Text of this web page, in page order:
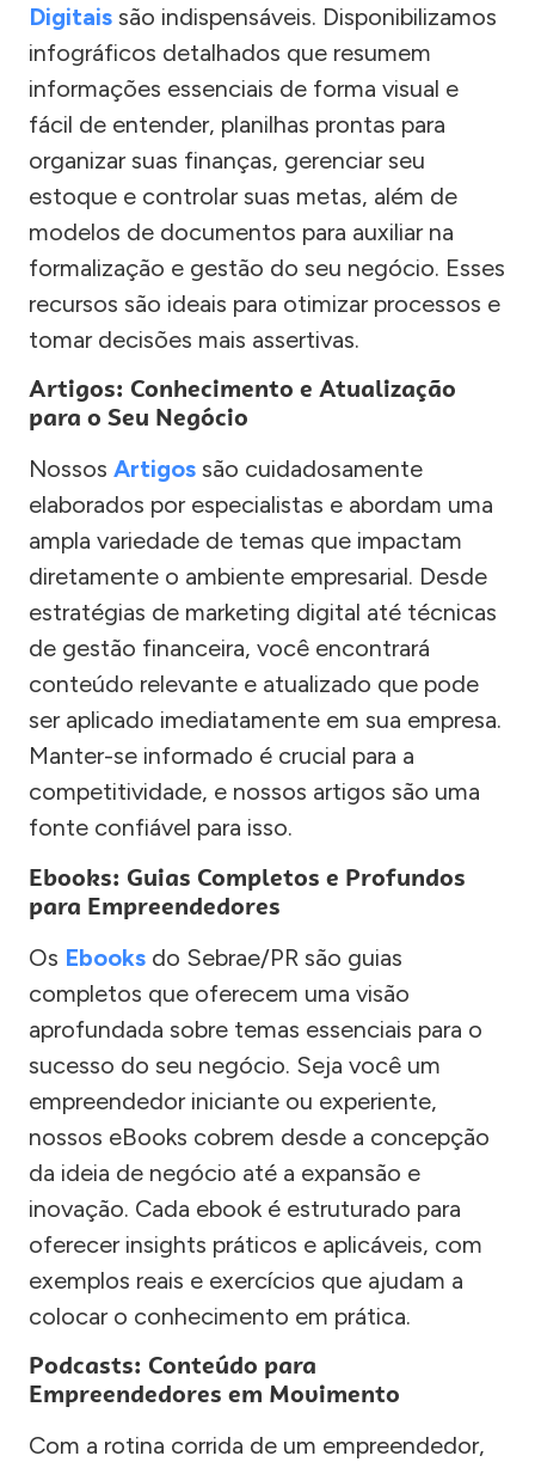
Digitais são indispensáveis. Disponibilizamos
infográficos detalhados que resumem
informações essenciais de forma visual e
fácil de entender, planilhas prontas para
organizar suas finanças, gerenciar seu
estoque e controlar suas metas, além de
modelos de documentos para auxiliar na
formalização e gestão do seu negócio. Esses
recursos são ideais para otimizar processos e
tomar decisões mais assertivas.
Artigos: Conhecimento e Atualização
para o Seu Negócio
Nossos Artigos são cuidadosamente
elaborados por especialistas e abordam uma
ampla variedade de temas que impactam
diretamente o ambiente empresarial. Desde
estratégias de marketing digital até técnicas
de gestão financeira, você encontrará
conteúdo relevante e atualizado que pode
ser aplicado imediatamente em sua empresa.
Manter-se informado é crucial para a
competitividade, e nossos artigos são uma
fonte confiável para isso.
Ebooks: Guias Completos e Profundos
para Empreendedores
Os Ebooks do Sebrae/PR são guias
completos que oferecem uma visão
aprofundada sobre temas essenciais para o
sucesso do seu negócio. Seja você um
empreendedor iniciante ou experiente,
nossos eBooks cobrem desde a concepção
da ideia de negócio até a expansão e
inovação. Cada ebook é estruturado para
oferecer insights práticos e aplicáveis, com
exemplos reais e exercícios que ajudam a
colocar o conhecimento em prática.
Podcasts: Conteúdo para
Empreendedores em Movimento
Com a rotina corrida de um empreendedor,